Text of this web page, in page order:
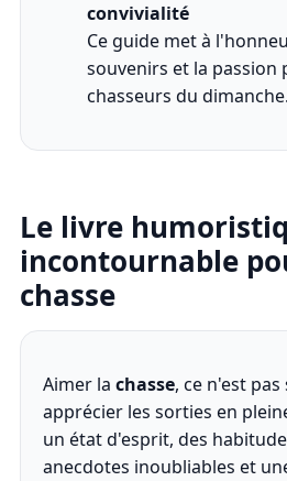
convivialité
Ce guide met à
souvenirs et la passion
chasseurs du dimanche.
Le livre
incontournable
chasse
Aimer la chasse, ce n'est
apprécier les sorties en
un état d'esprit, des
anecdotes inoubliables et